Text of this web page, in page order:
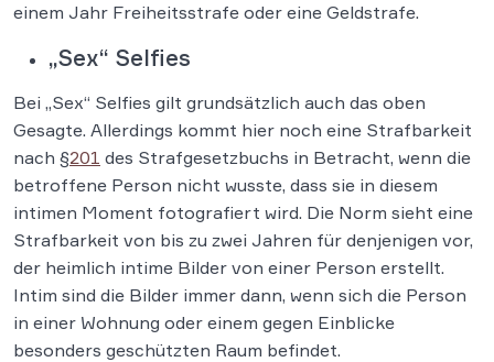
einem Jahr Freiheitsstrafe oder eine Geldstrafe.
„Sex“ Selfies
Bei „Sex“ Selfies gilt grundsätzlich auch das oben
Gesagte. Allerdings kommt hier noch eine Strafbarkeit
nach §201 des Strafgesetzbuchs in Betracht, wenn die
betroffene Person nicht wusste, dass sie in diesem
intimen Moment fotografiert wird. Die Norm sieht eine
Strafbarkeit von bis zu zwei Jahren für denjenigen vor,
der heimlich intime Bilder von einer Person erstellt.
Intim sind die Bilder immer dann, wenn sich die Person
in einer Wohnung oder einem gegen Einblicke
besonders geschützten Raum befindet.